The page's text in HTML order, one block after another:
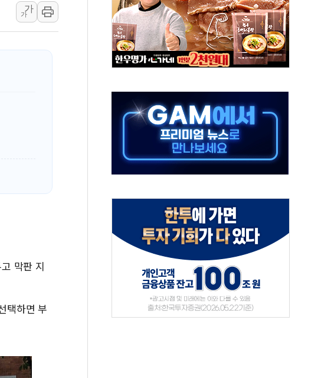
주년…지역과 함께하는 '선봉'의 대민 봉사
로 단거리 탄도미사일 1발 발사… 올해 10번째·42일 만 도발
중남미 콜롬비아에 새 안보 위기… 반군·마약카르텔이 습득해 전투 활용
서 불 2시간30여분만에 진화...외국인 노동자 숨져
가
가
막판 지
택하면 부